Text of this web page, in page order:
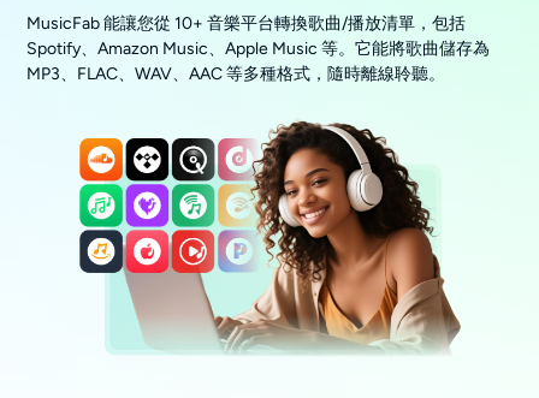
MusicFab 能讓您從 10+ 音樂平台轉換歌曲/播放清單，包括
Spotify、Amazon Music、Apple Music 等。它能將歌曲儲存為
MP3、FLAC、WAV、AAC 等多種格式，隨時離線聆聽。